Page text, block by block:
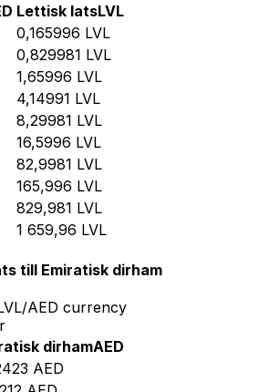
Lettisk latsLVL
0,165996 LVL
0,829981 LVL
1,65996 LVL
4,14991 LVL
8,29981 LVL
16,5996 LVL
82,9981 LVL
165,996 LVL
829,981 LVL
1 659,96 LVL
till Emiratisk dirham
AED currency
dirhamAED
AED